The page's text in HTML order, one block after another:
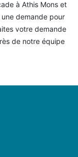
à Athis Mons et
demande pour
votre demande
de notre équipe